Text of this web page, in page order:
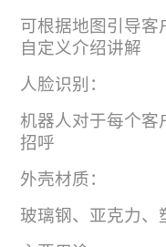
可根据地图引导客
自定义介绍讲解
人脸识别：
机器人对于每个客
招呼
外壳材质：
玻璃钢、亚克力、